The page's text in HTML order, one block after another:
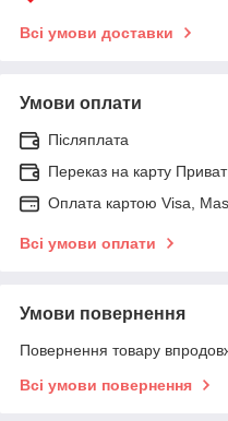
Всі умови доставки
Умови оплати
Післяплата
Переказ на карту
Оплата картою Visa,
Всі умови оплати
Умови повернення
Повернення товару
Всі умови повернення